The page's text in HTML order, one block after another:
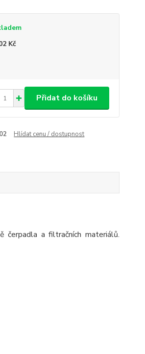
Kč
Přidat do košíku
Hlídat cenu / dostupnost
čerpadla a filtračních materiálů.